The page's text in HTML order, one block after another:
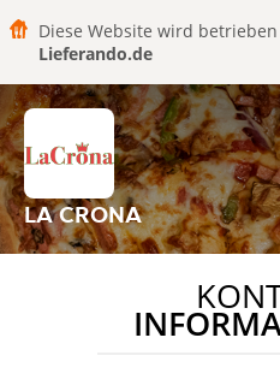
Diese Website wird
Lieferando.de
LA CRONA